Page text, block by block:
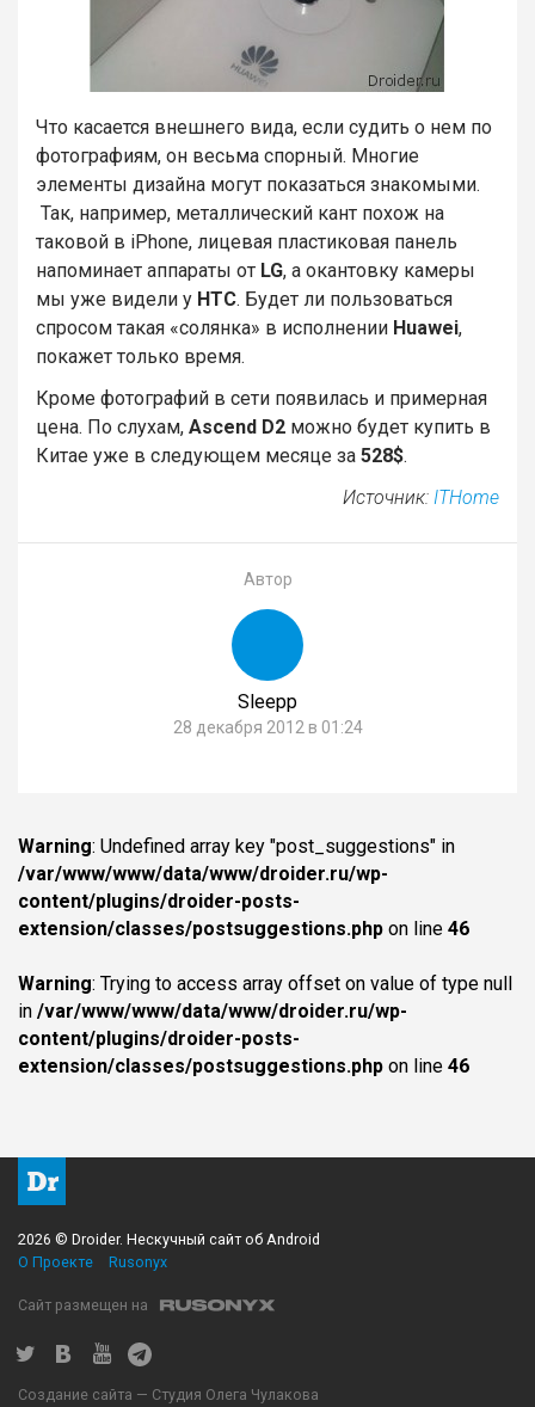
Что касается внешнего вида, если судить о нем по
фотографиям, он весьма спорный. Многие
элементы дизайна могут показаться знакомыми.
Так, например, металлический кант похож на
таковой в iPhone, лицевая пластиковая панель
напоминает аппараты от LG, а окантовку камеры
мы уже видели у HTC. Будет ли пользоваться
спросом такая «солянка» в исполнении Huawei,
покажет только время.
Кроме фотографий в сети появилась и примерная
цена. По слухам, Ascend D2 можно будет купить в
Китае уже в следующем месяце за 528$.
Источник: ITHome
Автор
Sleepp
28 декабря 2012 в 01:24
Warning: Undefined array key "post_suggestions" in
/var/www/www/data/www/droider.ru/wp-
content/plugins/droider-posts-
extension/classes/postsuggestions.php on line 46
Warning: Trying to access array offset on value of type null
in /var/www/www/data/www/droider.ru/wp-
content/plugins/droider-posts-
extension/classes/postsuggestions.php on line 46
2026 © Droider. Нескучный сайт об Android
О Проекте
Rusonyx
Сайт размещен на
Создание сайта — Студия Олега Чулакова